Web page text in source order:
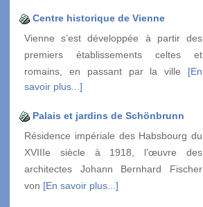
Centre historique de Vienne
Vienne s’est développée à partir des
premiers établissements celtes et
romains, en passant par la ville [En
savoir plus...]
Palais et jardins de Schönbrunn
Résidence impériale des Habsbourg du
XVIIIe siècle à 1918, l’œuvre des
architectes Johann Bernhard Fischer
von [En savoir plus...]